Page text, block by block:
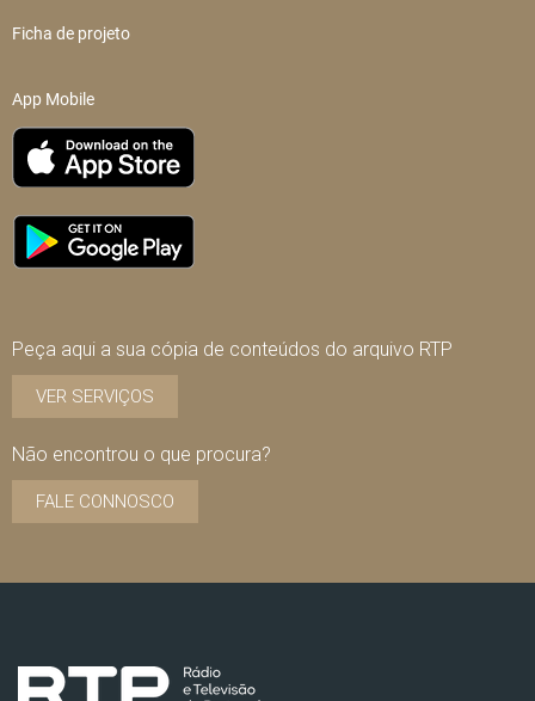
Ficha de projeto
App Mobile
Peça aqui a sua cópia de conteúdos do arquivo RTP
VER SERVIÇOS
Não encontrou o que procura?
FALE CONNOSCO